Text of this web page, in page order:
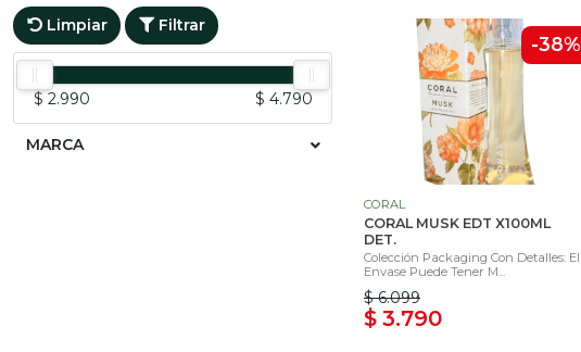
Limpiar Filtrar
$ 2.990 $ 4.790
MARCA
-38%
CORAL
CORAL MUSK EDT X100ML
DET.
Colección Packaging Con Detalles: El
Envase Puede Tener M...
$ 6.099
$ 3.790